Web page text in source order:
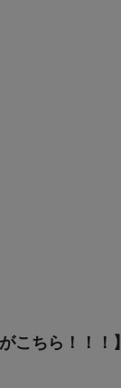
こちら！！！】